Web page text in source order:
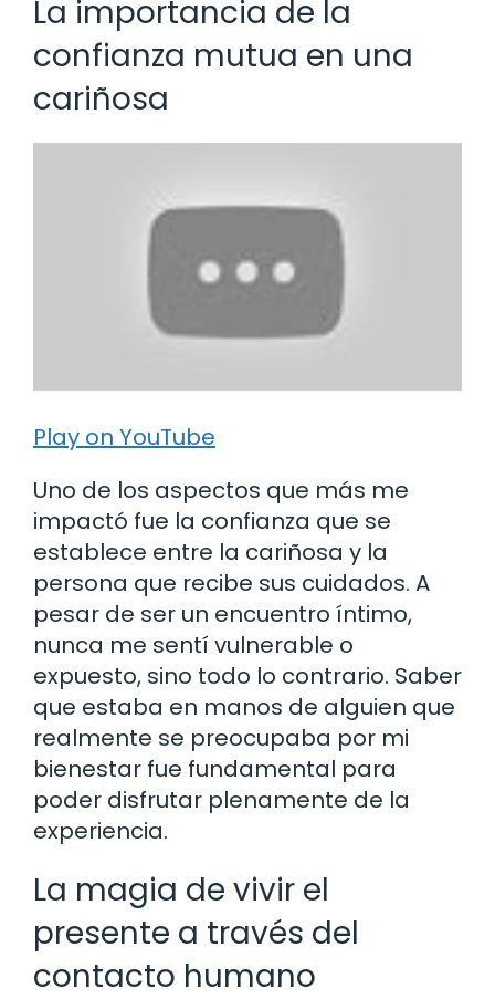
La importancia de la
confianza mutua en una
cariñosa
Play on YouTube
Uno de los aspectos que más me
impactó fue la confianza que se
establece entre la cariñosa y la
persona que recibe sus cuidados. A
pesar de ser un encuentro íntimo,
nunca me sentí vulnerable o
expuesto, sino todo lo contrario. Saber
que estaba en manos de alguien que
realmente se preocupaba por mi
bienestar fue fundamental para
poder disfrutar plenamente de la
experiencia.
La magia de vivir el
presente a través del
contacto humano